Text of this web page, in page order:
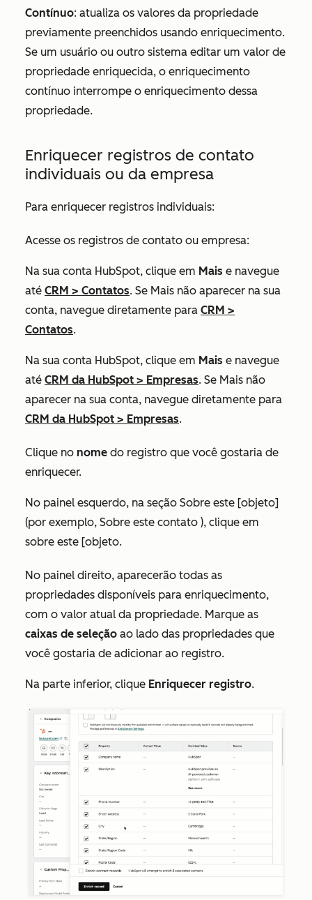
Contínuo: atualiza os valores da propriedade
previamente preenchidos usando enriquecimento.
Se um usuário ou outro sistema editar um valor de
propriedade enriquecida, o enriquecimento
contínuo interrompe o enriquecimento dessa
propriedade.
Enriquecer registros de contato
individuais ou da empresa
Para enriquecer registros individuais:
Acesse os registros de contato ou empresa:
Na sua conta HubSpot, clique em Mais e navegue
até CRM > Contatos. Se Mais não aparecer na sua
conta, navegue diretamente para CRM >
Contatos.
Na sua conta HubSpot, clique em Mais e navegue
até CRM da HubSpot > Empresas. Se Mais não
aparecer na sua conta, navegue diretamente para
CRM da HubSpot > Empresas.
Clique no nome do registro que você gostaria de
enriquecer.
No painel esquerdo, na seção Sobre este [objeto]
(por exemplo, Sobre este contato ), clique em
sobre este [objeto.
No painel direito, aparecerão todas as
propriedades disponíveis para enriquecimento,
com o valor atual da propriedade. Marque as
caixas de seleção ao lado das propriedades que
você gostaria de adicionar ao registro.
Na parte inferior, clique Enriquecer registro.